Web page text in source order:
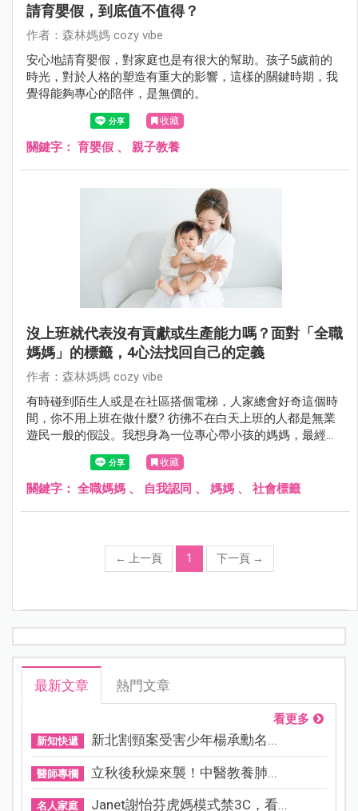
請育嬰假，到底值不值得？
作者：森林媽媽 cozy vibe
安心地請育嬰假，對家庭也是有很大的幫助。孩子5歲前的
時光，對於人格的塑造有重大的影響，這樣的關鍵時期，我
覺得能夠專心的陪伴，是無價的。
收藏
關鍵字： 育嬰假 、 親子教養
沒上班就代表沒有貢獻或生產能力嗎？面對「全職
媽媽」的標籤，4心法找回自己的定義
作者：森林媽媽 cozy vibe
有時碰到陌生人或是在社區搭個電梯，人家總會好奇這個時
間，你不用上班在做什麼? 彷彿不在白天上班的人都是無業
遊民一般的假設。我想身為一位專心帶小孩的媽媽，最經常
為了這種事情感到稍微自卑跟糾結。其實，這些標籤跟名稱
都只是過眼雲煙，不需要看得這麼認真。
收藏
關鍵字： 全職媽媽 、 自我認同 、 媽媽 、 社會標籤
← 上一頁 1 下一頁 →
最新文章 熱門文章
看更多
新知快遞 新北割頸案受害少年楊承勳名...
醫師專欄 立秋後秋燥來襲！中醫教養肺...
名人家庭 Janet謝怡芬虎媽模式禁3C，看...